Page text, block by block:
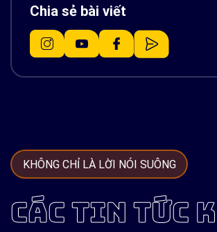
Chia sẻ bài viết
KHÔNG CHỈ LÀ LỜI NÓI SUÔNG
CÁC TIN TỨC